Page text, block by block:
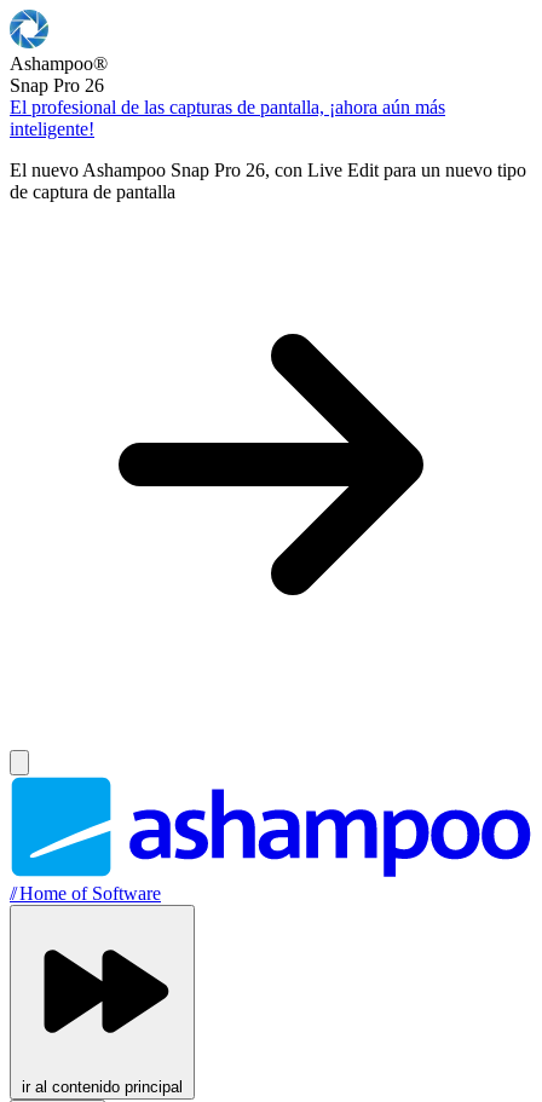
Ashampoo®
Snap Pro 26
El profesional de las capturas de pantalla, ¡ahora aún más
inteligente!
El nuevo Ashampoo Snap Pro 26, con Live Edit para un nuevo tipo
de captura de pantalla
//Home of Software
ir al contenido principal